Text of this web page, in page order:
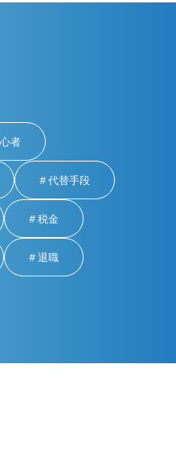
者
代替手段
税金
退職